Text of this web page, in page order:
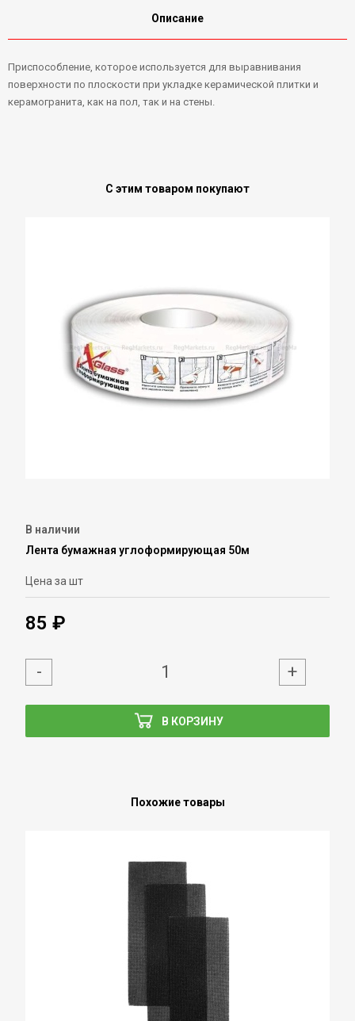
Описание
Приспособление, которое используется для выравнивания
поверхности по плоскости при укладке керамической плитки и
керамогранита, как на пол, так и на стены.
С этим товаром покупают
В наличии
Лента бумажная углоформирующая 50м
Цена за шт
85 ₽
В КОРЗИНУ
- +
Похожие товары